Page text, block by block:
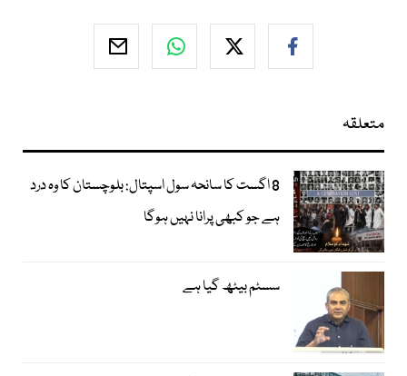
متعلقہ
8 اگست کا سانحہ سول اسپتال: بلوچستان کا وہ درد
ہے جو کبھی پرانا نہیں ہوگا
سسٹم بیٹھ گیا ہے